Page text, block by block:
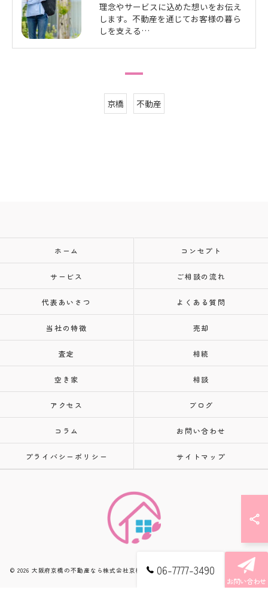
理念やサービスに込めた想いをお伝え
します。不動産を通じてお客様の暮ら
しを支える…
京橋 不動産
06-7777-3490
お問い合わせ
ホーム コンセプト
サービス ご相談の流れ
代表あいさつ よくある質問
当社の特徴 売却
査定 相続
空き家 相談
アクセス ブログ
コラム お問い合わせ
プライバシーポリシー サイトマップ
© 2026 大阪府京橋の不動産なら株式会社京橋さくらホーム ALL RIGHTS RESERVED.